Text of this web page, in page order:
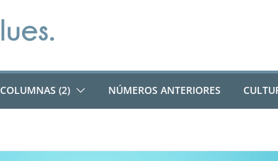
COLUMNAS (2) NÚMEROS ANTERIORES